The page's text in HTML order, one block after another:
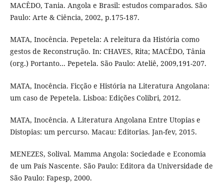
MACÊDO, Tania. Angola e Brasil: estudos comparados. São
Paulo: Arte & Ciência, 2002, p.175-187.
MATA, Inocência. Pepetela: A releitura da História como
gestos de Reconstrução. In: CHAVES, Rita; MACÊDO, Tânia
(org.) Portanto... Pepetela. São Paulo: Ateliê, 2009,191-207.
MATA, Inocência. Ficção e História na Literatura Angolana:
um caso de Pepetela. Lisboa: Edições Colibri, 2012.
MATA, Inocência. A Literatura Angolana Entre Utopias e
Distopias: um percurso. Macau: Editorias. Jan-fev, 2015.
MENEZES, Solival. Mamma Angola: Sociedade e Economia
de um País Nascente. São Paulo: Editora da Universidade de
São Paulo: Fapesp, 2000.